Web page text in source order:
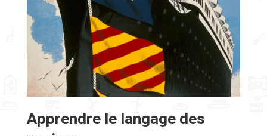
Apprendre le langage des